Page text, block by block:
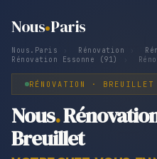
Nous Paris
Nous.Paris Rénovation
Rénovation Essonne (91)
RÉNOVATION ·
Nous.
Breuillet